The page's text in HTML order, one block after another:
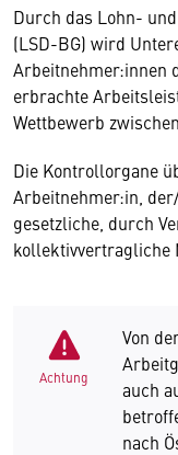
Durch das Lohn-
(LSD-BG) wird
Arbeitnehmer:innen
erbrachte
Wettbewerb
Die Kontrollorgane
Arbeitnehmer:in,
gesetzliche, durch
kollektivvertragliche
Achtung
Von
auch
nach